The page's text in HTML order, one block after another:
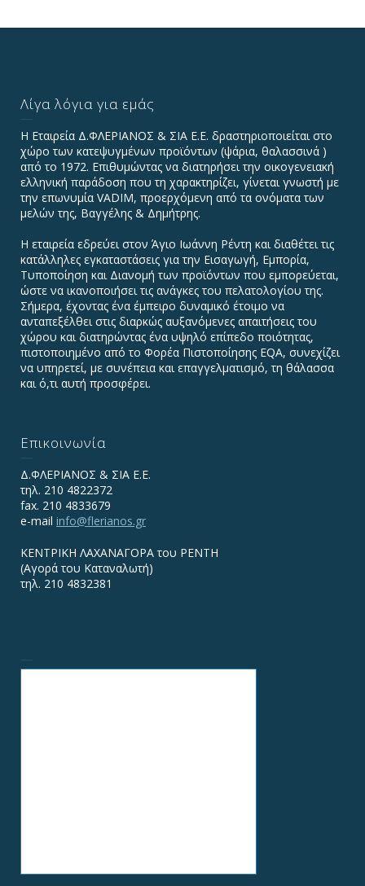
Λίγα λόγια για εμάς
Η Εταιρεία Δ.ΦΛΕΡΙΑΝΟΣ & ΣΙΑ Ε.Ε. δραστηριοποιείται στο
χώρο των κατεψυγμένων προϊόντων (ψάρια, θαλασσινά )
από το 1972. Επιθυμώντας να διατηρήσει την οικογενειακή
ελληνική παράδοση που τη χαρακτηρίζει, γίνεται γνωστή με
την επωνυμία VADIΜ, προερχόμενη από τα ονόματα των
μελών της, Βαγγέλης & Δημήτρης.
Η εταιρεία εδρεύει στον Άγιο Ιωάννη Ρέντη και διαθέτει τις
κατάλληλες εγκαταστάσεις για την Εισαγωγή, Εμπορία,
Τυποποίηση και Διανομή των προϊόντων που εμπορεύεται,
ώστε να ικανοποιήσει τις ανάγκες του πελατολογίου της.
Σήμερα, έχοντας ένα έμπειρο δυναμικό έτοιμο να
ανταπεξέλθει στις διαρκώς αυξανόμενες απαιτήσεις του
χώρου και διατηρώντας ένα υψηλό επίπεδο ποιότητας,
πιστοποιημένο από το Φορέα Πιστοποίησης EQA, συνεχίζει
να υπηρετεί, με συνέπεια και επαγγελματισμό, τη θάλασσα
και ό,τι αυτή προσφέρει.
Επικοινωνία
Δ.ΦΛΕΡΙΑΝΟΣ & ΣΙΑ Ε.Ε.
τηλ. 210 4822372
fax. 210 4833679
e-mail info@flerianos.gr
ΚΕΝΤΡΙΚΗ ΛΑΧΑΝΑΓΟΡΑ του ΡΕΝΤΗ
(Αγορά του Καταναλωτή)
τηλ. 210 4832381